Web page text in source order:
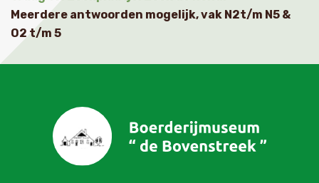
Meerdere antwoorden mogelijk, vak N2t/m N5 &
O2 t/m 5